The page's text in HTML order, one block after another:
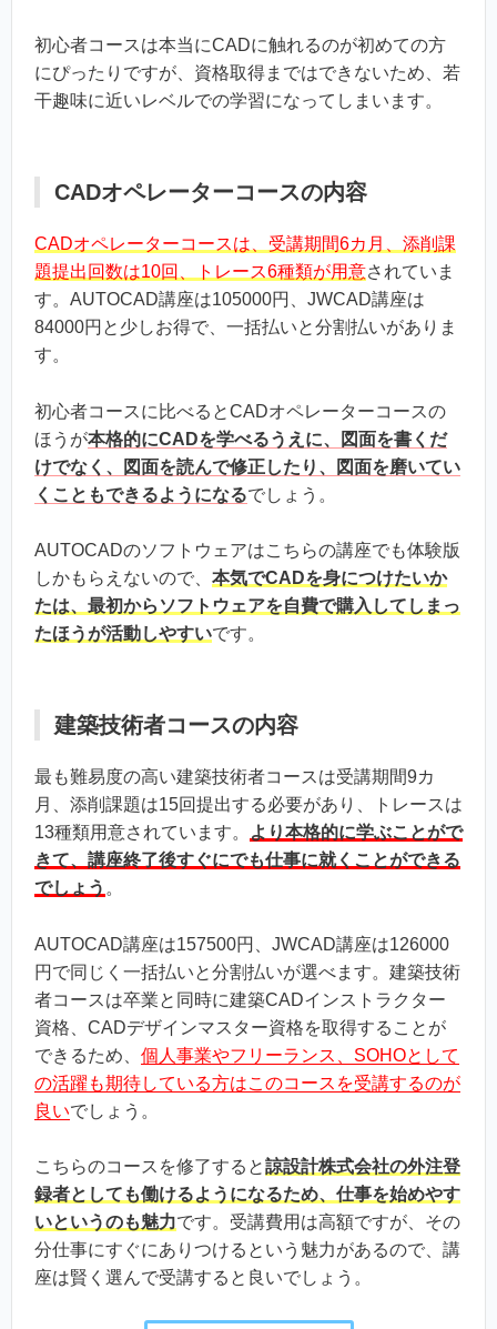
初心者コースは本当にCADに触れるのが初めての方
にぴったりですが、資格取得まではできないため、若
干趣味に近いレベルでの学習になってしまいます。
CADオペレーターコースの内容
CADオペレーターコースは、受講期間6カ月、添削課
題提出回数は10回、トレース6種類が用意されていま
す。AUTOCAD講座は105000円、JWCAD講座は
84000円と少しお得で、一括払いと分割払いがありま
す。
初心者コースに比べるとCADオペレーターコースの
ほうが本格的にCADを学べるうえに、図面を書くだ
けでなく、図面を読んで修正したり、図面を磨いてい
くこともできるようになるでしょう。
AUTOCADのソフトウェアはこちらの講座でも体験版
しかもらえないので、 本気でCADを身につけたいか
たは、最初からソフトウェアを自費で購入してしまっ
たほうが活動しやすいです。
建築技術者コースの内容
最も難易度の高い建築技術者コースは受講期間9カ
月、添削課題は15回提出する必要があり、トレースは
13種類用意されています。
より本格的に学ぶことがで
きて、講座終了後すぐにでも仕事に就くことができる
でしょう 。
AUTOCAD講座は157500円、JWCAD講座は126000
円で同じく一括払いと分割払いが選べます。建築技術
者コースは卒業と同時に建築CADインストラクター
資格、CADデザインマスター資格を取得することが
できるため、 個人事業やフリーランス、SOHOとして
の活躍も期待している方はこのコースを受講するのが
良いでしょう。
こちらのコースを修了すると諒設計株式会社の外注登
録者としても働けるようになるため、仕事を始めやす
いというのも魅力です。受講費用は高額ですが、その
分仕事にすぐにありつけるという魅力があるので、講
座は賢く選んで受講すると良いでしょう。